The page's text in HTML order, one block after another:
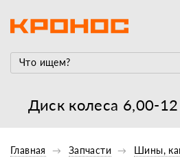
Диск колеса 6,00-
Главная Запчасти Шины,